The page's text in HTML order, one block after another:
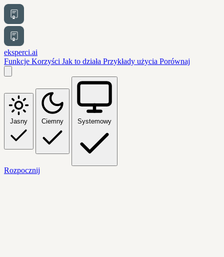
eksperci.ai
Funkcje Korzyści Jak to działa Przykłady użycia Porównaj
Jasny Ciemny Systemowy
Rozpocznij